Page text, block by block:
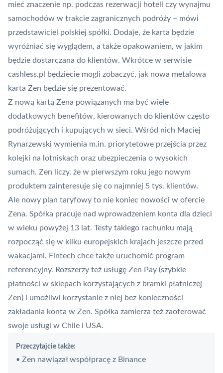
mieć znaczenie np. podczas rezerwacji hoteli czy wynajmu
samochodów w trakcie zagranicznych podróży – mówi
przedstawiciel polskiej spółki. Dodaje, że karta będzie
wyróżniać się wyglądem, a także opakowaniem, w jakim
będzie dostarczana do klientów. Wkrótce w serwisie
cashless.pl będziecie mogli zobaczyć, jak nowa metalowa
karta Zen będzie się prezentować.
Z nową kartą Zena powiązanych ma być wiele
dodatkowych benefitów, kierowanych do klientów często
podróżujących i kupujących w sieci. Wśród nich Maciej
Rynarzewski wymienia m.in. priorytetowe przejścia przez
kolejki na lotniskach oraz ubezpieczenia o wysokich
sumach. Zen liczy, że w pierwszym roku jego nowym
produktem zainteresuje się co najmniej 5 tys. klientów.
Ale nowy plan taryfowy to nie koniec nowości w ofercie
Zena. Spółka pracuje nad wprowadzeniem konta dla dzieci
w wieku powyżej 13 lat. Testy takiego rachunku mają
rozpocząć się w kilku europejskich krajach jeszcze przed
wakacjami. Fintech chce także uruchomić program
referencyjny. Rozszerzy też usługę Zen Pay (szybkie
płatności w sklepach korzystających z bramki płatniczej
Zen) i umożliwi korzystanie z niej bez konieczności
zakładania konta w Zen. Spółka zamierza też zaoferować
swoje usługi w Chile i USA.
Przeczytajcie także:
• Zen nawiązał współpracę z Binance